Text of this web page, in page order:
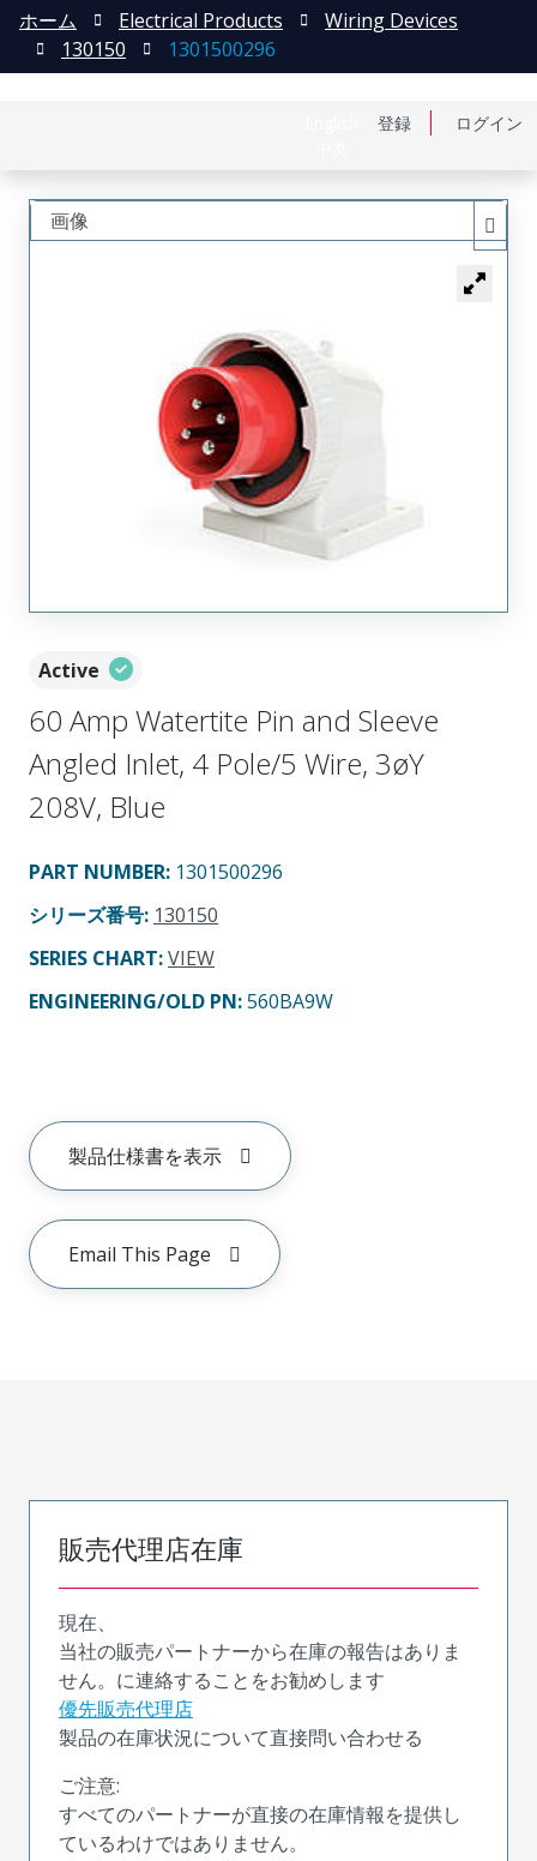
登録 ログイン
ホーム Electrical Products
Wiring Devices
130150
1301500296
Active
60 Amp Watertite Pin and Sleeve
Angled Inlet, 4 Pole/5 Wire, 3øY
208V, Blue
PART NUMBER: 1301500296
シリーズ番号: 130150
SERIES CHART:VIEW
ENGINEERING/OLD PN:560BA9W
製品仕様書を表示
Email This Page
画像
販売代理店在庫
現在、
当社の販売パートナーから在庫の報告はありま
せん。に連絡することをお勧めします
優先販売代理店
製品の在庫状況について直接問い合わせる
ご注意:
すべてのパートナーが直接の在庫情報を提供し
ているわけではありません。